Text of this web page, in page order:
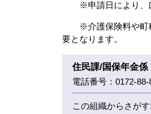
※申請日により、口
※介護保険料や町税
要となります。
住民課/国保年金係
電話番号：0172-88-
この組織からさが